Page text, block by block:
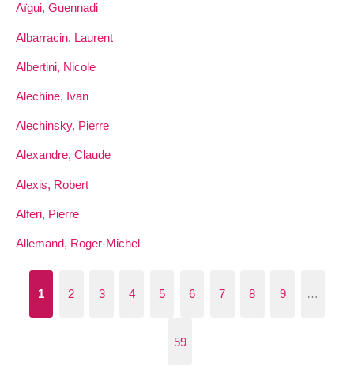
Aïgui, Guennadi
Albarracin, Laurent
Albertini, Nicole
Alechine, Ivan
Alechinsky, Pierre
Alexandre, Claude
Alexis, Robert
Alferi, Pierre
Allemand, Roger-Michel
1 2 3 4 5 6 7 8 9 …
59